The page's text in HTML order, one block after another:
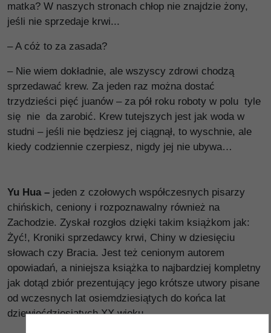
matka? W naszych stronach chłop nie znajdzie żony,
jeśli nie sprzedaje krwi...
– A cóż to za zasada?
– Nie wiem dokładnie, ale wszyscy zdrowi chodzą
sprzedawać krew. Za jeden raz można dostać
trzydzieści pięć juanów – za pół roku roboty w polu tyle
się nie da zarobić. Krew tutejszych jest jak woda w
studni – jeśli nie będziesz jej ciągnął, to wyschnie, ale
kiedy codziennie czerpiesz, nigdy jej nie ubywa…
Yu Hua – jeden z czołowych współczesnych pisarzy
chińskich, ceniony i rozpoznawalny również na
Zachodzie. Zyskał rozgłos dzięki takim książkom jak:
Żyć!, Kroniki sprzedawcy krwi, Chiny w dziesięciu
słowach czy Bracia. Jest też cenionym autorem
opowiadań, a niniejsza książka to najbardziej kompletny
jak dotąd zbiór prezentujący jego krótsze utwory pisane
od wczesnych lat osiemdziesiątych do końca lat
dziewięćdziesiątych XX wieku.